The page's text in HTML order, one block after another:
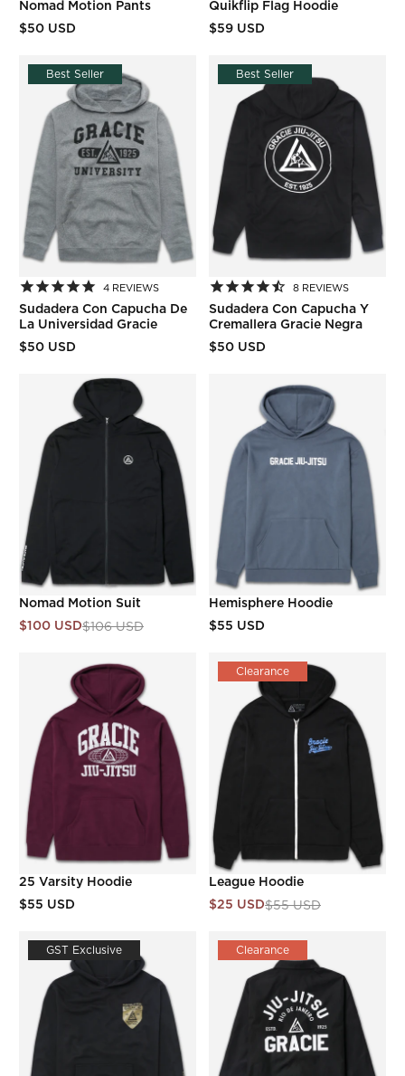
Nomad Motion Pants
$50 USD
Quikflip Flag Hoodie
$59 USD
Best Seller
4 REVIEWS
Sudadera Con Capucha De
La Universidad Gracie
$50 USD
Best Seller
8 REVIEWS
Sudadera Con Capucha Y
Cremallera Gracie Negra
$50 USD
Nomad Motion Suit
$100 USD$106 USD
Hemisphere Hoodie
$55 USD
25 Varsity Hoodie
$55 USD
Clearance
League Hoodie
$25 USD$55 USD
GST Exclusive Clearance